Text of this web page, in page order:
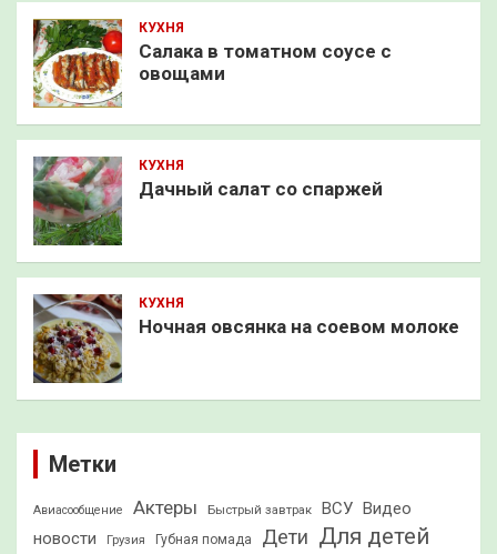
КУХНЯ
Салака в томатном соусе с
овощами
КУХНЯ
Дачный салат со спаржей
КУХНЯ
Ночная овсянка на соевом молоке
Метки
Авиасообщение Актеры Быстрый завтрак ВСУ Видео
новости
Грузия Губная помада Дети Для детей